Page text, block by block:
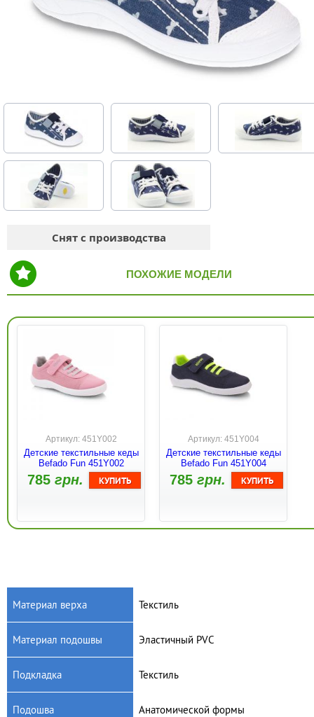
Снят с производства
ПОХОЖИЕ МОДЕЛИ
Артикул: 451Y002
Детские текстильные кеды
Befado Fun 451Y002
785грн.
Артикул: 451Y004
Детские текстильные кеды
Befado Fun 451Y004
785грн.
Befado Tim 351X002
625грн.
Befado Maxi 907P121
Материал верха Текстиль
Материал подошвы Эластичный PVC
Подкладка Текстиль
Подошва Анатомической формы